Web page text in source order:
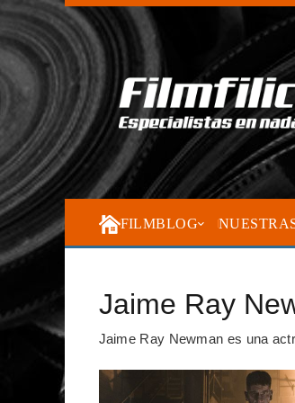
FILMBLOG
Jaime Ray
Jaime Ray Newman es una